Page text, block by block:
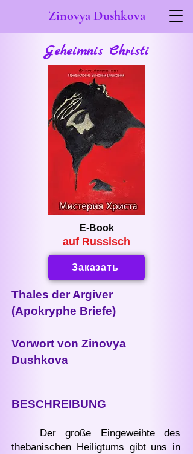
Zinovya Dushkova
Geheimnis Christi
E-Book
auf Russisch
Заказать
Thales der Argiver
(Apokryphe Briefe)
Vorwort von Zinovya
Dushkova
BESCHREIBUNG
Der große Eingeweihte des
thebanischen Heiligtums gibt uns in